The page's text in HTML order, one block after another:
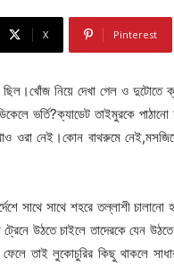
X Pinterest
ছিল।খোঁজ নিয়ে দেখা গেল ও দুটোতে
ভর্তি?ক্যাডেট তাইমুরকে
ওরা নেই।কোন বাথরুমে
সাথে সাথে শহরে তল্লাশী
উঠতে চাইলে তাদেরকে যেন
ফেলে তাই লুকোচুরির কিছু থাকলে